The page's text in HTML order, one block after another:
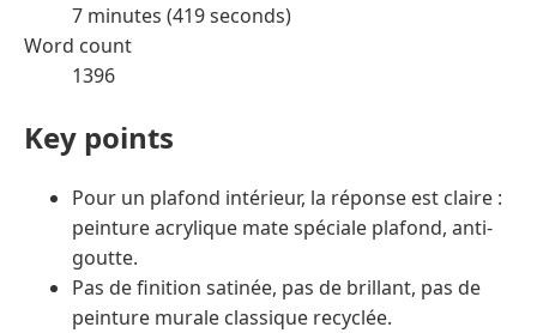
7 minutes (419 seconds)
Word count
1396
Key points
Pour un plafond intérieur, la réponse est claire :
peinture acrylique mate spéciale plafond, anti-
goutte.
Pas de finition satinée, pas de brillant, pas de
peinture murale classique recyclée.